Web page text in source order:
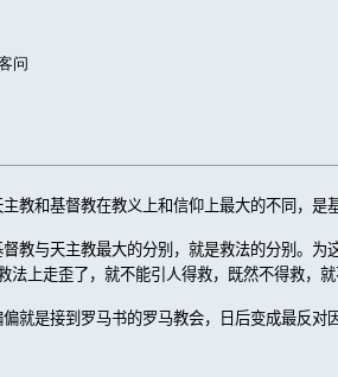
问
主教和基督教在教义上和信仰上最大的不同，
督教与天主教最大的分别，就是救法的分别
法上走歪了，就不能引人得救，既然不得救，
偏就是接到罗马书的罗马教会，日后变成最反